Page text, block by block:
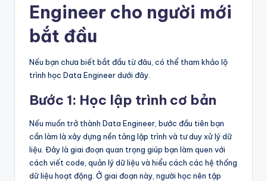
Engineer cho người mới
bắt đầu
Nếu bạn chưa biết bắt đầu từ đâu, có thể tham khảo lộ
trình học Data Engineer dưới đây.
Bước 1: Học lập trình cơ bản
Nếu muốn trở thành Data Engineer, bước đầu tiên bạn
cần làm là xây dựng nền tảng lập trình và tư duy xử lý dữ
liệu. Đây là giai đoạn quan trọng giúp bạn làm quen với
cách viết code, quản lý dữ liệu và hiểu cách các hệ thống
dữ liệu hoạt động. Ở giai đoạn này, người học nên tập